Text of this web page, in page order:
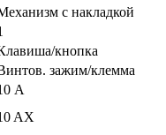
с накладкой
кнопка
зажим/клемма
А
AX